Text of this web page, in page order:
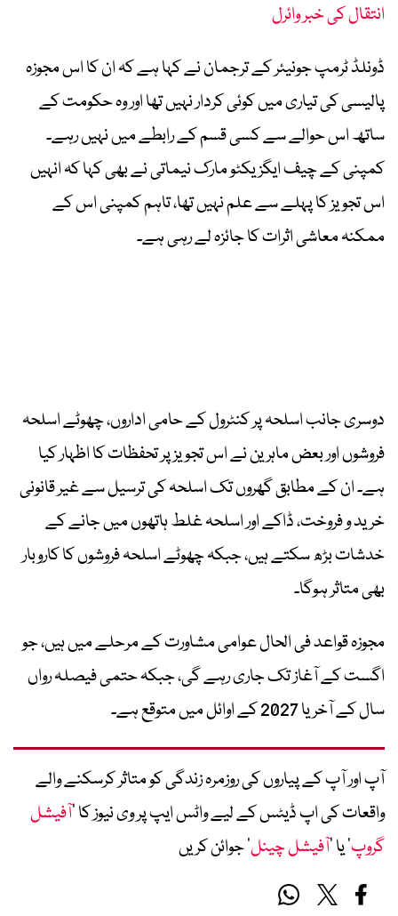
انتقال کی خبر وائرل
ڈونلڈ ٹرمپ جونیئر کے ترجمان نے کہا ہے کہ ان کا اس مجوزہ
پالیسی کی تیاری میں کوئی کردار نہیں تھا اور وہ حکومت کے
ساتھ اس حوالے سے کسی قسم کے رابطے میں نہیں رہے۔
کمپنی کے چیف ایگزیکٹو مارک نیماتی نے بھی کہا کہ انہیں
اس تجویز کا پہلے سے علم نہیں تھا، تاہم کمپنی اس کے
ممکنہ معاشی اثرات کا جائزہ لے رہی ہے۔
دوسری جانب اسلحہ پر کنٹرول کے حامی اداروں، چھوٹے اسلحہ
فروشوں اور بعض ماہرین نے اس تجویز پر تحفظات کا اظہار کیا
ہے۔ ان کے مطابق گھروں تک اسلحہ کی ترسیل سے غیر قانونی
خرید و فروخت، ڈاکے اور اسلحہ غلط ہاتھوں میں جانے کے
خدشات بڑھ سکتے ہیں، جبکہ چھوٹے اسلحہ فروشوں کا کاروبار
بھی متاثر ہوگا۔
مجوزہ قواعد فی الحال عوامی مشاورت کے مرحلے میں ہیں، جو
اگست کے آغاز تک جاری رہے گی، جبکہ حتمی فیصلہ رواں
سال کے آخر یا 2027 کے اوائل میں متوقع ہے۔
آپ اور آپ کے پیاروں کی روزمرہ زندگی کو متاثر کرسکنے والے
واقعات کی اپ ڈیٹس کے لیے واٹس ایپ پر وی نیوز کا ’آفیشل
گروپ‘ یا ’آفیشل چینل‘ جوائن کریں